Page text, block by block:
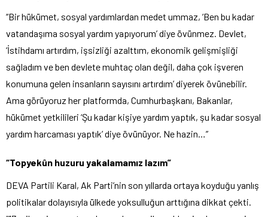
“Bir hükümet, sosyal yardımlardan medet ummaz, ‘Ben bu kadar
vatandaşıma sosyal yardım yapıyorum’ diye övünmez. Devlet,
‘İstihdamı artırdım, işsizliği azalttım, ekonomik gelişmişliği
sağladım ve ben devlete muhtaç olan değil, daha çok işveren
konumuna gelen insanların sayısını artırdım’ diyerek övünebilir.
Ama görüyoruz her platformda, Cumhurbaşkanı, Bakanlar,
hükümet yetkilileri ‘Şu kadar kişiye yardım yaptık, şu kadar sosyal
yardım harcaması yaptık’ diye övünüyor. Ne hazin…”
“Topyekûn huzuru yakalamamız lazım”
DEVA Partili Karal, Ak Parti’nin son yıllarda ortaya koyduğu yanlış
politikalar dolayısıyla ülkede yoksulluğun arttığına dikkat çekti.